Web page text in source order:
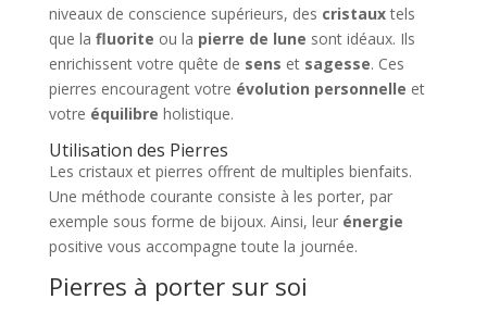
niveaux de conscience supérieurs, des cristauxtels
que la fluorite ou la pierre de lune sont idéaux. Ils
enrichissent votre quête de sens et sagesse. Ces
pierres encouragent votre évolution personnelle et
votre équilibre holistique.
Utilisation des Pierres
Les cristaux et pierres offrent de multiples bienfaits.
Une méthode courante consiste à les porter, par
exemple sous forme de bijoux. Ainsi, leur énergie
positive vous accompagne toute la journée.
Pierres à porter sur soi